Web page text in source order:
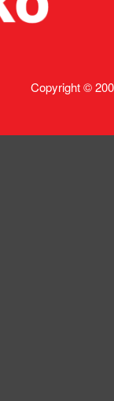
Copyright ©